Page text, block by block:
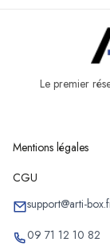
Le premier
Mentions légales
CGU
support@arti-
09 71 12 10 82